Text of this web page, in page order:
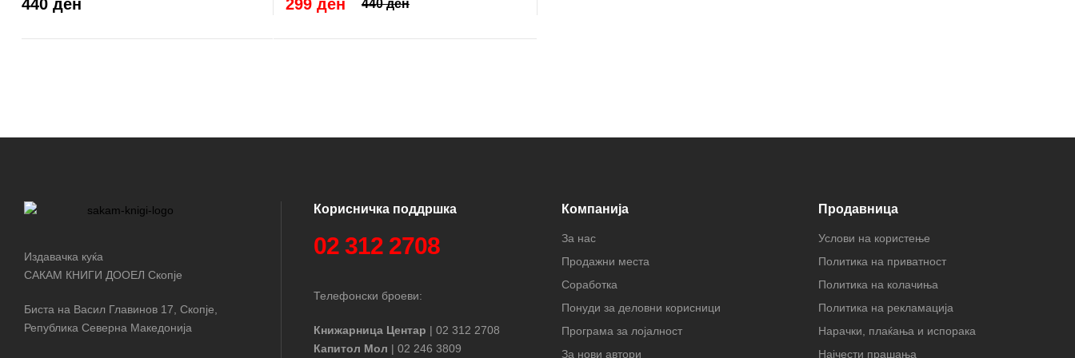
440 ден 440 ден
299 ден
Издавачка куќа
САКАМ КНИГИ ДООЕЛ Скопје
Биста на Васил Главинов 17, Скопје,
Република Северна Македонија
Корисничка поддршка
02 312 2708
Телефонски броеви:
Книжарница Центар | 02 312 2708
Капитол Мол | 02 246 3809
Компанија
За нас
Продажни места
Соработка
Понуди за деловни корисници
Програма за лојалност
За нови автори
Продавница
Услови на користење
Политика на приватност
Политика на колачиња
Политика на рекламација
Нарачки, плаќања и испорака
Најчести прашања